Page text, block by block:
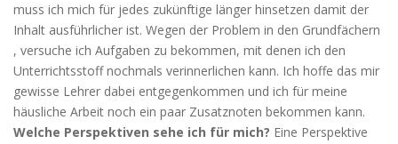
muss ich mich für jedes zukünftige länger hinsetzen damit der
Inhalt ausführlicher ist. Wegen der Problem in den Grundfächern
, versuche ich Aufgaben zu bekommen, mit denen ich den
Unterrichtsstoff nochmals verinnerlichen kann. Ich hoffe das mir
gewisse Lehrer dabei entgegenkommen und ich für meine
häusliche Arbeit noch ein paar Zusatznoten bekommen kann.
Welche Perspektiven sehe ich für mich? Eine Perspektive